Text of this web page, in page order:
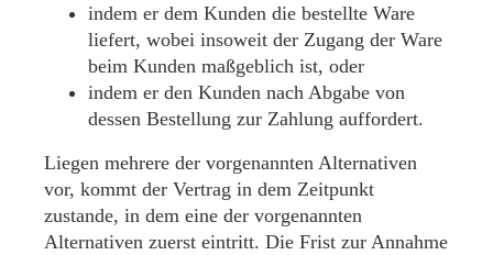
indem er dem Kunden die bestellte Ware
liefert, wobei insoweit der Zugang der Ware
beim Kunden maßgeblich ist, oder
indem er den Kunden nach Abgabe von
dessen Bestellung zur Zahlung auffordert.
Liegen mehrere der vorgenannten Alternativen
vor, kommt der Vertrag in dem Zeitpunkt
zustande, in dem eine der vorgenannten
Alternativen zuerst eintritt. Die Frist zur Annahme